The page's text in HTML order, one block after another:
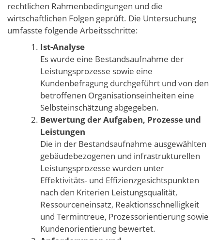
rechtlichen Rahmenbedingungen und die
wirtschaftlichen Folgen geprüft. Die Untersuchung
umfasste folgende Arbeitsschritte:
Ist-Analyse
Es wurde eine Bestandsaufnahme der
Leistungsprozesse sowie eine
Kundenbefragung durchgeführt und von den
betroffenen Organisationseinheiten eine
Selbsteinschätzung abgegeben.
Bewertung der Aufgaben, Prozesse und
Leistungen
Die in der Bestandsaufnahme ausgewählten
gebäudebezogenen und infrastrukturellen
Leistungsprozesse wurden unter
Effektivitäts- und Effizienzgesichtspunkten
nach den Kriterien Leistungsqualität,
Ressourceneinsatz, Reaktionsschnelligkeit
und Termintreue, Prozessorientierung sowie
Kundenorientierung bewertet.